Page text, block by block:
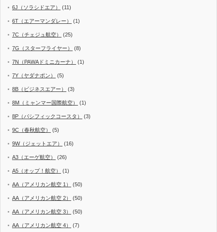
6J（ソラシドエア） (11)
6T（エアーマンダレー） (1)
7C（チェジュ航空） (25)
7G（スターフライヤー） (8)
7N（PAWAドミニカーナ） (1)
7Y（ヤダナポン） (5)
8B（ビジネスエアー） (3)
8M（ミャンマー国際航空） (1)
8P（パシフィックコースタ） (3)
9C（春秋航空） (5)
9W（ジェットエア） (16)
A3（エーゲ航空） (26)
A5（オップ！航空） (1)
AA（アメリカン航空 1） (50)
AA（アメリカン航空 2） (50)
AA（アメリカン航空 3） (50)
AA（アメリカン航空 4） (7)